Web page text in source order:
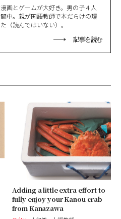
画とゲームが大好き。男の子４人
中。親が国語教師で本だらけの環
（読んではいない）。
記事を読む
Adding a little extra effort to
fully enjoy your Kanou crab
from Kanazawa